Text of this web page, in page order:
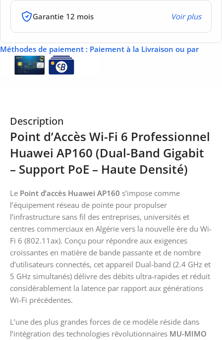
Garantie 12 mois Voir plus
Méthodes de paiement : Paiement à la Livraison ou par
Description
Point d’Accès Wi-Fi 6 Professionnel
Huawei AP160 (Dual-Band Gigabit
– Support PoE – Haute Densité)
Le Point d’accès Huawei AP160 s’impose comme
l’équipement réseau de pointe pour propulser
l’infrastructure sans fil des entreprises, universités et
centres commerciaux en Algérie vers la nouvelle ère du Wi-
Fi 6 (802.11ax). Conçu pour répondre aux exigences
croissantes en matière de bande passante et de nombre
d’utilisateurs connectés, cet appareil Dual-band (2.4 GHz et
5 GHz simultanés) délivre des débits ultra-rapides et réduit
considérablement la latence par rapport aux générations
Wi-Fi précédentes.
L’une des plus grandes forces de ce modèle réside dans
l’intégration des technologies révolutionnaires MU-MIMO